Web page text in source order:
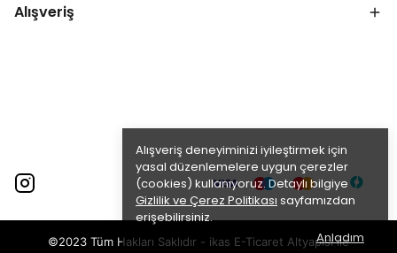
Alışveriş deneyiminizi iyileştirmek için
yasal düzenlemelere uygun çerezler
(cookies) kullanıyoruz. Detaylı bilgiye
Gizlilik ve Çerez Politikası sayfamızdan
erişebilirsiniz.
Anladım
Alışveriş
©2023 Tüm Hakları Saklıdır - ikas E-Ticaret Altyapısı ile